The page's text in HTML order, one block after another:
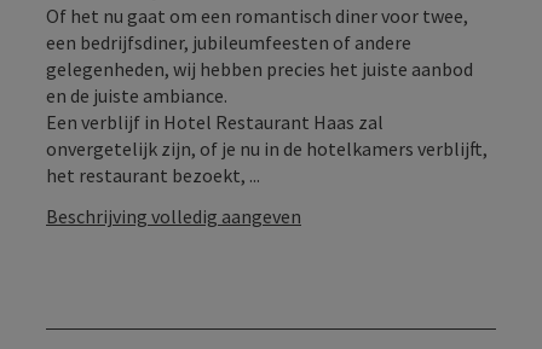
Of het nu gaat om een romantisch diner voor twee,
een bedrijfsdiner, jubileumfeesten of andere
gelegenheden, wij hebben precies het juiste aanbod
en de juiste ambiance.
Een verblijf in Hotel Restaurant Haas zal
onvergetelijk zijn, of je nu in de hotelkamers verblijft,
het restaurant bezoekt, ...
Beschrijving volledig aangeven